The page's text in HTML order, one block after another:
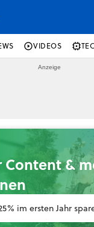
VIDEOS
Content &
im ersten Jahr